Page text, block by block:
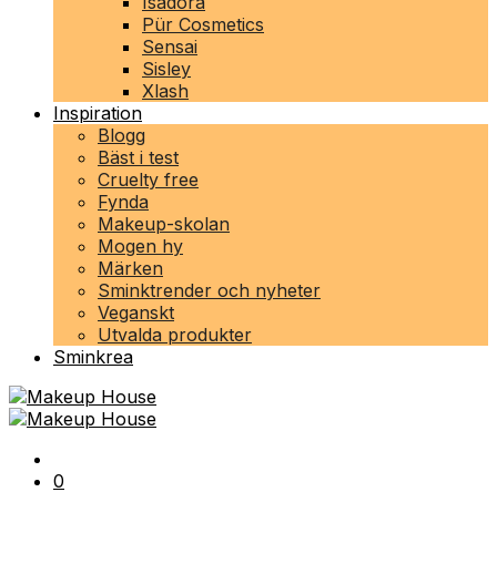
Pür Cosmetics
Sensai
Sisley
Xlash
Inspiration
Blogg
Bäst i test
Cruelty free
Fynda
Makeup-skolan
Mogen hy
Märken
Sminktrender och nyheter
Veganskt
Utvalda produkter
Sminkrea
0